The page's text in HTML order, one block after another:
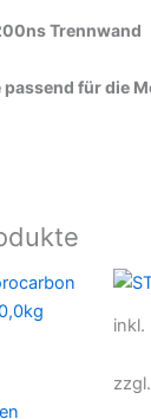
Trennwand
passend für die
inkl.
zzgl.